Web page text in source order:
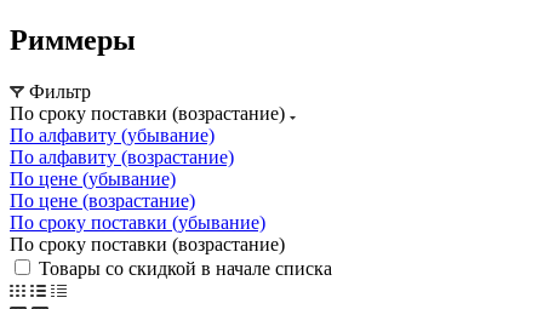
Риммеры
Фильтр
По сроку поставки (возрастание)
По алфавиту (убывание)
По алфавиту (возрастание)
По цене (убывание)
По цене (возрастание)
По сроку поставки (убывание)
По сроку поставки (возрастание)
Товары со скидкой в начале списка